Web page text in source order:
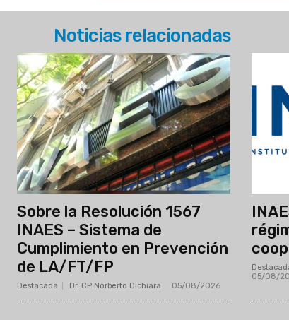
Noticias relacionadas
Sobre la Resolución 1567
INAES – Sistema de
Cumplimiento en Prevención
de LA/FT/FP
Destacada Dr. CP Norberto Dichiara 05/08/2026
05/08/